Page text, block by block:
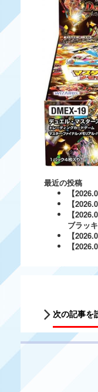
最近の投稿
【
【
【
ブラッキ
【
【
次の記事を